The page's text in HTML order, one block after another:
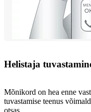
Helistaja
Mõnikord on hea enne
tuvastamise teenus
otsas.